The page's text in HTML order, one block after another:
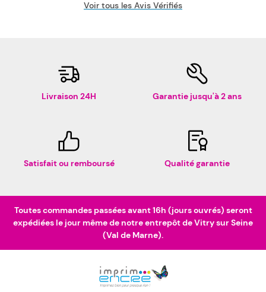
Voir tous les Avis Vérifiés
Livraison 24H Garantie jusqu'à 2 ans
Satisfait ou remboursé Qualité garantie
Toutes commandes passées avant 16h (jours ouvrés) seront
expédiées le jour même de notre entrepôt de Vitry sur Seine
(Val de Marne).